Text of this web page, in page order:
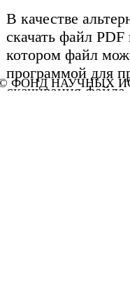
В качестве
скачать файл
котором файл
программой для
скачивания
ФОНД НАУЧНЫХ